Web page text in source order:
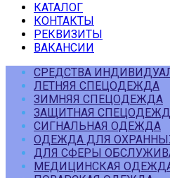
КАТАЛОГ
КОНТАКТЫ
РЕКВИЗИТЫ
ВАКАНСИИ
СРЕДСТВА
ЛЕТНЯЯ СПЕЦОДЕЖДА
ЗИМНЯЯ СПЕЦОДЕЖДА
ЗАЩИТНАЯ
СИГНАЛЬНАЯ ОДЕЖДА
ОДЕЖДА ДЛЯ
ДЛЯ СФЕРЫ
МЕДИЦИНСКАЯ